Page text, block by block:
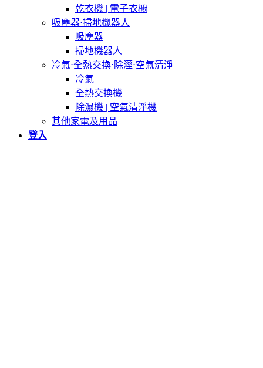
乾衣機 | 電子衣櫥
吸塵器⋅掃地機器人
吸塵器
掃地機器人
冷氣⋅全熱交換⋅除溼⋅空氣清淨
冷氣
全熱交換機
除濕機 | 空氣清淨機
其他家電及用品
登入